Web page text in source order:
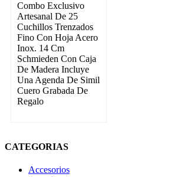
Combo Exclusivo
Artesanal De 25
Cuchillos Trenzados
Fino Con Hoja Acero
Inox. 14 Cm
Schmieden Con Caja
De Madera Incluye
Una Agenda De Simil
Cuero Grabada De
Regalo
CATEGORIAS
Accesorios